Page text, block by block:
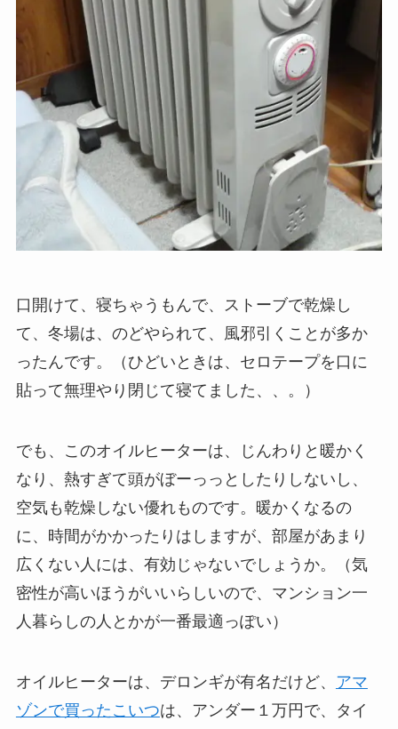
口開けて、寝ちゃうもんで、ストーブで乾燥し
て、冬場は、のどやられて、風邪引くことが多か
ったんです。（ひどいときは、セロテープを口に
貼って無理やり閉じて寝てました、、。）
でも、このオイルヒーターは、じんわりと暖かく
なり、熱すぎて頭がぼーっっとしたりしないし、
空気も乾燥しない優れものです。暖かくなるの
に、時間がかかったりはしますが、部屋があまり
広くない人には、有効じゃないでしょうか。（気
密性が高いほうがいいらしいので、マンション一
人暮らしの人とかが一番最適っぽい）
オイルヒーターは、デロンギが有名だけど、 アマ
ゾンで買ったこいつは、アンダー１万円で、タイ